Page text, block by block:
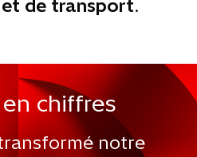
de transport.
chiffres
notre